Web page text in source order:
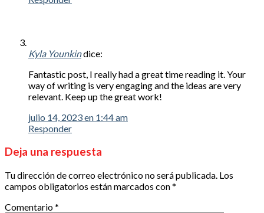
Kyla Younkindice:
Fantastic post, I really had a great time reading it. Your
way of writing is very engaging and the ideas are very
relevant. Keep up the great work!
julio 14, 2023 en 1:44 am
Responder
Deja una respuesta
Tu dirección de correo electrónico no será publicada. Los
campos obligatorios están marcados con*
Comentario*